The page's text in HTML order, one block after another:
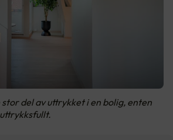
del av uttrykket i en bolig, enten